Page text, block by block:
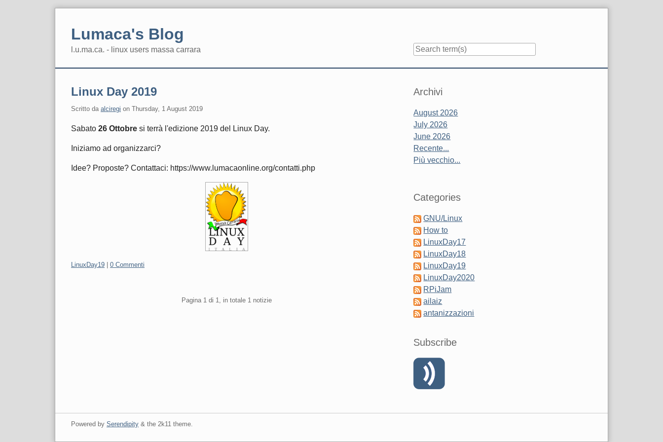
Lumaca's Blog
l.u.ma.ca. - linux users massa carrara
Linux Day 2019
Scritto da alciregi on Thursday, 1 August 2019
Sabato 26 Ottobre si terrà l'edizione 2019 del Linux Day.
Iniziamo ad organizzarci?
Idee? Proposte? Contattaci: https://www.lumacaonline.org/contatti.php
Categorie:
LinuxDay19 0 Commenti
Pagina 1 di 1, in totale 1 notizie
Sidebar
Archivi
August 2026
July 2026
June 2026
Recente...
Più vecchio...
Categories
GNU/Linux
How to
LinuxDay17
LinuxDay18
LinuxDay19
LinuxDay2020
RPiJam
ailaiz
antanizzazioni
Subscribe
Powered by Serendipity& the 2k11theme.